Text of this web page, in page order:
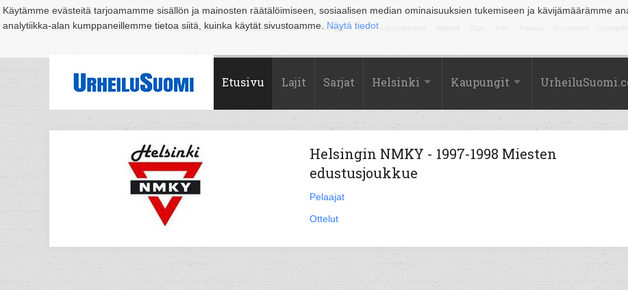
Käytämme evästeitä tarjoamamme sisällön ja mainosten räätälöimiseen, sosiaalisen median ominaisuuksien tukemiseen ja kävijämäärämme
analytiikka-alan kumppaneillemme tietoa siitä, kuinka käytät sivustoamme. Näytä tiedot
Suomi Espoo Helsinki Hämeenlinna Joensuu Jyväskylä Kouvola Kuopio Lahti
Etusivu Lajit Sarjat Helsinki Kaupungit
Helsingin NMKY - 1997-1998 Miesten
edustusjoukkue
Pelaajat
Ottelut